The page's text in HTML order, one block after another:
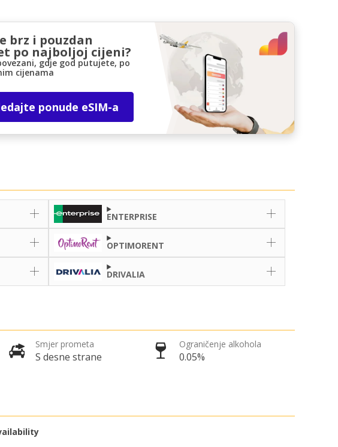
brz i pouzdan
po najboljoj cijeni?
gdje god putujete, po
cijenama
ponude eSIM-a
ENTERPRISE
OPTIMORENT
DRIVALIA
Smjer prometa
S desne strane
Ograničenje alkohola
0.05%